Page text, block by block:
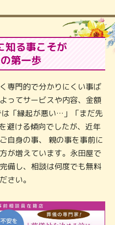
知る事こそが
第一歩
専門的で分かりにくい事ば
ってサービスや内容、金額
「縁起が悪い…」「まだ先
避ける傾向でしたが、近年
自身の事、 親の事を事前に
が増えています。永田屋で
備し、相談は何度でも無料
さい。